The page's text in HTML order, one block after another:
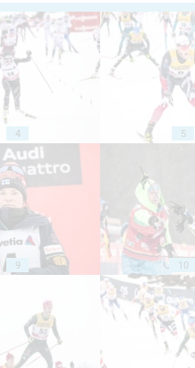
4 5
9 10